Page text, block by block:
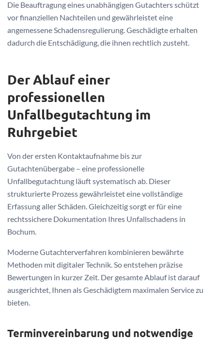
Die Beauftragung eines unabhängigen Gutachters schützt
vor finanziellen Nachteilen und gewährleistet eine
angemessene Schadensregulierung. Geschädigte erhalten
dadurch die Entschädigung, die ihnen rechtlich zusteht.
Der Ablauf einer
professionellen
Unfallbegutachtung im
Ruhrgebiet
Von der ersten Kontaktaufnahme bis zur
Gutachtenübergabe – eine professionelle
Unfallbegutachtung läuft systematisch ab. Dieser
strukturierte Prozess gewährleistet eine vollständige
Erfassung aller Schäden. Gleichzeitig sorgt er für eine
rechtssichere Dokumentation Ihres Unfallschadens in
Bochum.
Moderne Gutachterverfahren kombinieren bewährte
Methoden mit digitaler Technik. So entstehen präzise
Bewertungen in kurzer Zeit. Der gesamte Ablauf ist darauf
ausgerichtet, Ihnen als Geschädigtem maximalen Service zu
bieten.
Terminvereinbarung und notwendige